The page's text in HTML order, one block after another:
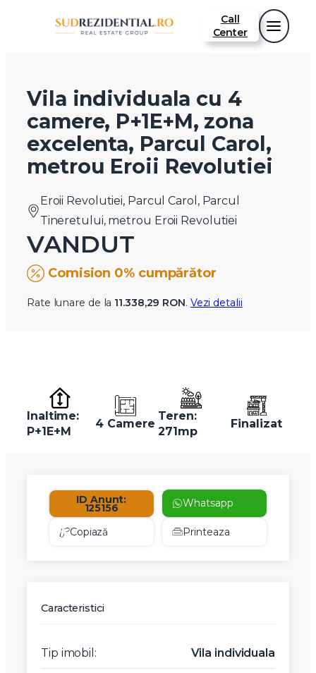
Call
Center
Vila individuala cu 4
camere, P+1E+M, zona
excelenta, Parcul Carol,
metrou Eroii Revolutiei
Eroii Revolutiei, Parcul Carol, Parcul
Tineretului, metrou Eroii Revolutiei
VANDUT
Comision 0% cumpărător
Rate lunare de la 11.338,29 RON. Vezi detalii
Inaltime:
P+1E+M
4 Camere
Teren:
271mp
Finalizat
ID Anunt:
125156 Whatsapp
Copiază Printeaza
Caracteristici
Tip imobil: Vila individuala